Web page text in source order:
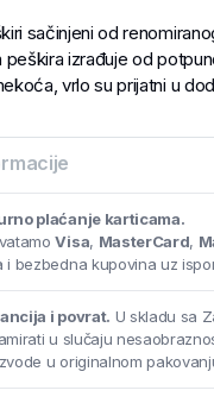
sačinjeni od
izrađuje od
vrlo su prijatni u
plaćanje karticama.
Visa, MasterCard,
i bezbedna kupovina uz
i povrat. U skladu sa
u slučaju
u originalnom